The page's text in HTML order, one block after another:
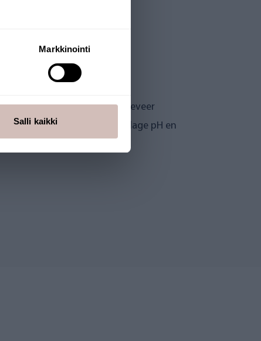
Markkinointi
Salli kaikki
vergroot.
water. Bij pH 6 is dat ongeveer
het rendement af bij een lage pH en